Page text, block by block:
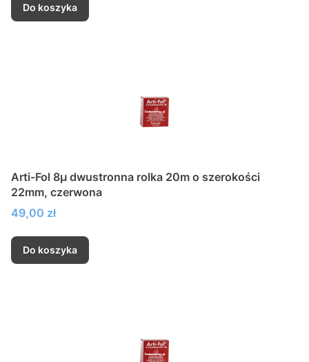
Do koszyka
Arti-Fol 8µ dwustronna rolka 20m o szerokości
22mm, czerwona
Cena
49,00 zł
Do koszyka